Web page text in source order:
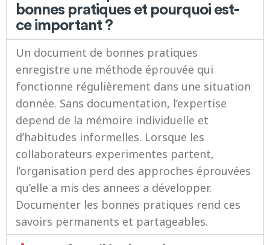
bonnes pratiques et pourquoi est-
ce important ?
Un document de bonnes pratiques
enregistre une méthode éprouvée qui
fonctionne régulièrement dans une situation
donnée. Sans documentation, l’expertise
depend de la mémoire individuelle et
d’habitudes informelles. Lorsque les
collaborateurs experimentes partent,
l’organisation perd des approches éprouvées
qu’elle a mis des annees a développer.
Documenter les bonnes pratiques rend ces
savoirs permanents et partageables.